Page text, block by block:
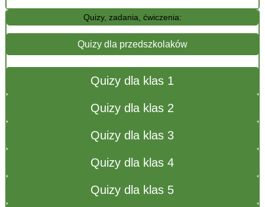
Quizy, zadania, ćwiczenia:
Quizy dla przedszkolaków
Quizy dla klas 1
Quizy dla klas 2
Quizy dla klas 3
Quizy dla klas 4
Quizy dla klas 5